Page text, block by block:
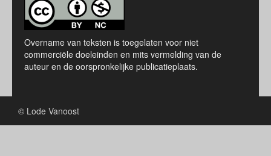
Overname van teksten is toegelaten voor niet
commerciële doeleinden en mits vermelding van de
auteur en de oorspronkelijke publicatieplaats.
© Lode Vanoost